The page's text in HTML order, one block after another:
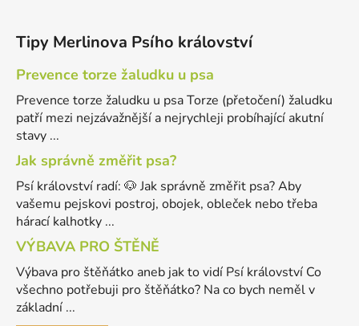
Tipy Merlinova Psího království
Prevence torze žaludku u psa
Prevence torze žaludku u psa Torze (přetočení) žaludku
patří mezi nejzávažnější a nejrychleji probíhající akutní
stavy ...
Jak správně změřit psa?
Psí království radí: 🐶 Jak správně změřit psa? Aby
vašemu pejskovi postroj, obojek, obleček nebo třeba
hárací kalhotky ...
VÝBAVA PRO ŠTĚNĚ
Výbava pro štěňátko aneb jak to vidí Psí království Co
všechno potřebuji pro štěňátko? Na co bych neměl v
základní ...